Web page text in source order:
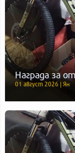
Награда за
01 август 2026 | Ян